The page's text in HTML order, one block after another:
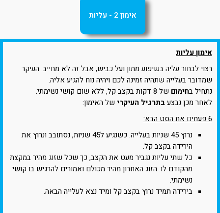
אימון 2 - עליות
אימון עליות
רצוי לבחור עליה בשיפוע מתון ועל כביש, אבל זה לא מחייב. העיקר
שמדובר בעלייה שתהיה זמינה לכם ויהיה נוח להגיע אליה.
נתחיל בחימום של 8 דקות בקצב קל, ללא שום קושי נשימתי.
לאחר מכן נבצעבתרגיל העיקרי של האימון:
6 פעמים את הסט הבא:
נרוץ 45 שניות בעלייה. כשנגיע ל45 שניות, נסתובב ונרוץ את
הירידה בקצב קל.
כל שתי עליות נגביר מעט את הקצב, כך שכל שזוג מהיר במקצת
מהקודם לו. הזוג האחרון מהיר מכולם ואמורים להרגיש בו קושי
נשימתי.
בירידה תמיד נרוץ בקצב קל ומיד נצא לעלייה הבאה.